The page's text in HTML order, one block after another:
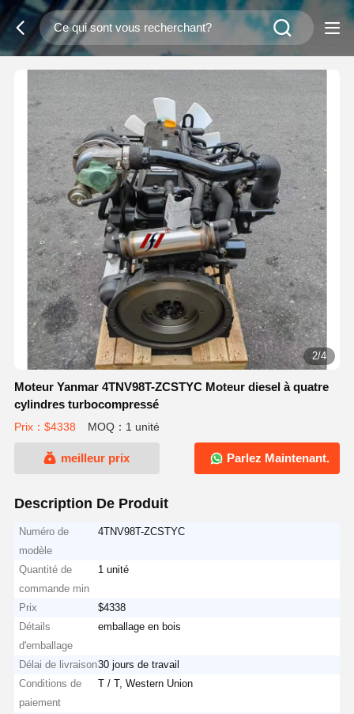
2/4
Moteur Yanmar 4TNV98T-ZCSTYC Moteur diesel à quatre
cylindres turbocompressé
Prix：$4338 MOQ：1 unité
meilleur prix Parlez Maintenant.
Description De Produit
Numéro de
modèle
4TNV98T-ZCSTYC
Quantité de
commande min
1 unité
Prix
$4338
Détails
d'emballage
emballage en bois
Délai de livraison30 jours de travail
Conditions de
paiement
T / T, Western Union